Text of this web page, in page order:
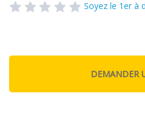
Soyez le 1er à